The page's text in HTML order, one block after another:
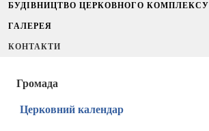
БУДІВНИЦТВО ЦЕРКОВНОГО КОМПЛЕКСУ
ГАЛЕРЕЯ
КОНТАКТИ
Громада
Церковний календар